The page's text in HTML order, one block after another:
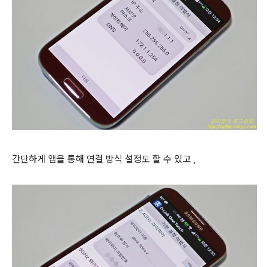
간단하게 앱을 통해 연결 방식 설정도 할 수 있고 ,